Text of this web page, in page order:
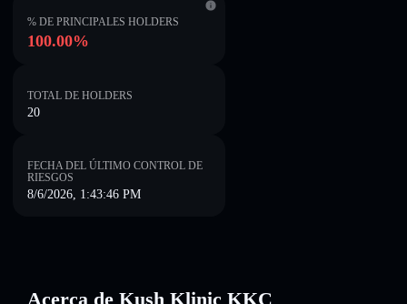
% DE PRINCIPALES HOLDERS
100.00%
TOTAL DE HOLDERS
20
FECHA DEL ÚLTIMO CONTROL DE
RIESGOS
8/6/2026, 1:43:46 PM
Acerca de Kush Klinic KKC